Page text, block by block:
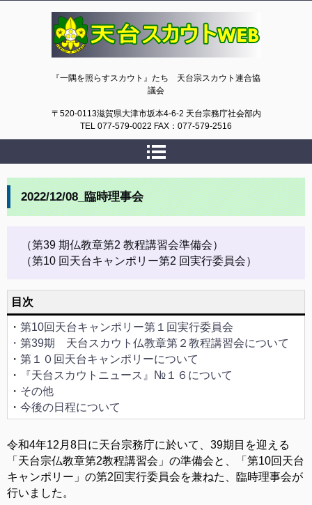
『一隅を照らすスカウト』たち 天台宗スカウト連合協
議会
〒520-0113滋賀県大津市坂本4-6-2 天台宗務庁社会部内
TEL 077-579-0022 FAX：077-579-2516
2022/12/08_臨時理事会
（第39 期仏教章第2 教程講習会準備会）
（第10 回天台キャンポリー第2 回実行委員会）
目次
・ 第10回天台キャンポリー第１回実行委員会
・第39期 天台スカウト仏教章第２教程講習会について
・ 第１０回天台キャンポリーについて
・
『天台スカウトニュース』№１６について
・ その他
・ 今後の日程について
令和4年12月8日に天台宗務庁に於いて、39期目を迎える
「天台宗仏教章第2教程講習会」の準備会と、「第10回天台
キャンポリー」の第2回実行委員会を兼ねた、臨時理事会が
行いました。